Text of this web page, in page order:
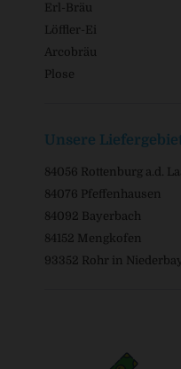
Erl-Bräu
Löffler-Ei
Arcobräu
Plose
Unsere
84056 Rottenburg a.d.
84076 Pfeffenhausen
84092 Bayerbach
84152 Mengkofen
93352 Rohr in